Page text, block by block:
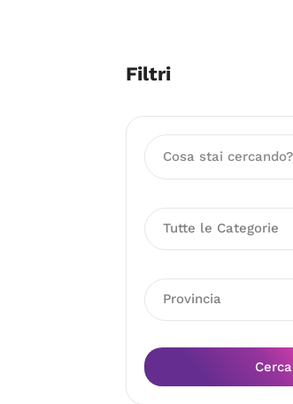
Filtri
Tutte le Categorie
Provincia
Cerca